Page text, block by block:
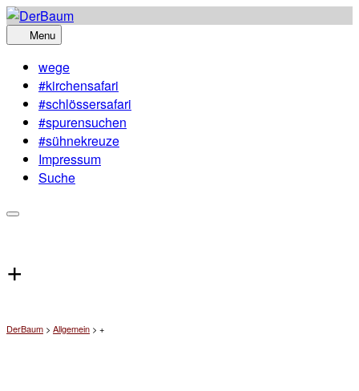
Skip
to
Menu
wege
#kirchensafari
#schlössersafari
#spurensuchen
#sühnekreuze
Impressum
Suche
+
DerBaum > Allgemein > +